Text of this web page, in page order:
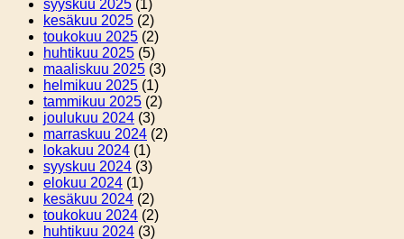
syyskuu 2025 (1)
kesäkuu 2025 (2)
toukokuu 2025 (2)
huhtikuu 2025 (5)
maaliskuu 2025 (3)
helmikuu 2025 (1)
tammikuu 2025 (2)
joulukuu 2024 (3)
marraskuu 2024 (2)
lokakuu 2024 (1)
syyskuu 2024 (3)
elokuu 2024 (1)
kesäkuu 2024 (2)
toukokuu 2024 (2)
huhtikuu 2024 (3)